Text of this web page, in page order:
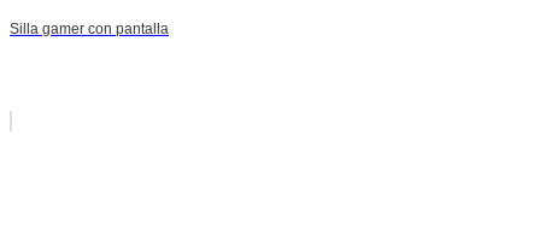
Silla gamer con pantalla